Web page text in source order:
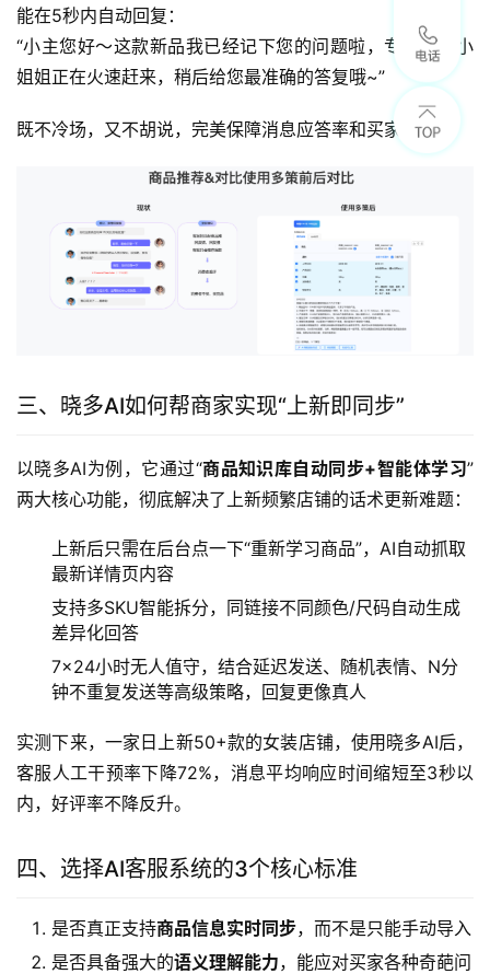
能在5秒内自动回复：
“小主您好～这款新品我已经记下您的问题啦，专业客服小
姐姐正在火速赶来，稍后给您最准确的答复哦~”
既不冷场，又不胡说，完美保障消息应答率和买家体验。
三、晓多AI如何帮商家实现“上新即同步”
以晓多AI为例，它通过“商品知识库自动同步+智能体学习”
两大核心功能，彻底解决了上新频繁店铺的话术更新难题：
上新后只需在后台点一下“重新学习商品”，AI自动抓取
最新详情页内容
支持多SKU智能拆分，同链接不同颜色/尺码自动生成
差异化回答
7×24小时无人值守，结合延迟发送、随机表情、N分
钟不重复发送等高级策略，回复更像真人
实测下来，一家日上新50+款的女装店铺，使用晓多AI后，
客服人工干预率下降72%，消息平均响应时间缩短至3秒以
内，好评率不降反升。
四、选择AI客服系统的3个核心标准
是否真正支持商品信息实时同步，而不是只能手动导入
是否具备强大的语义理解能力，能应对买家各种奇葩问